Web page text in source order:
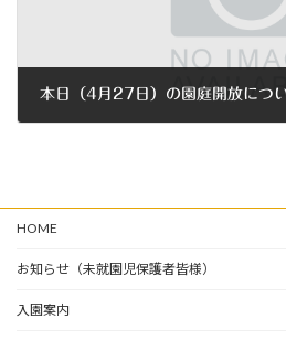
本日（4月27日）の園庭開放につ
HOME
お知らせ（未就園児保護者皆様）
入園案内